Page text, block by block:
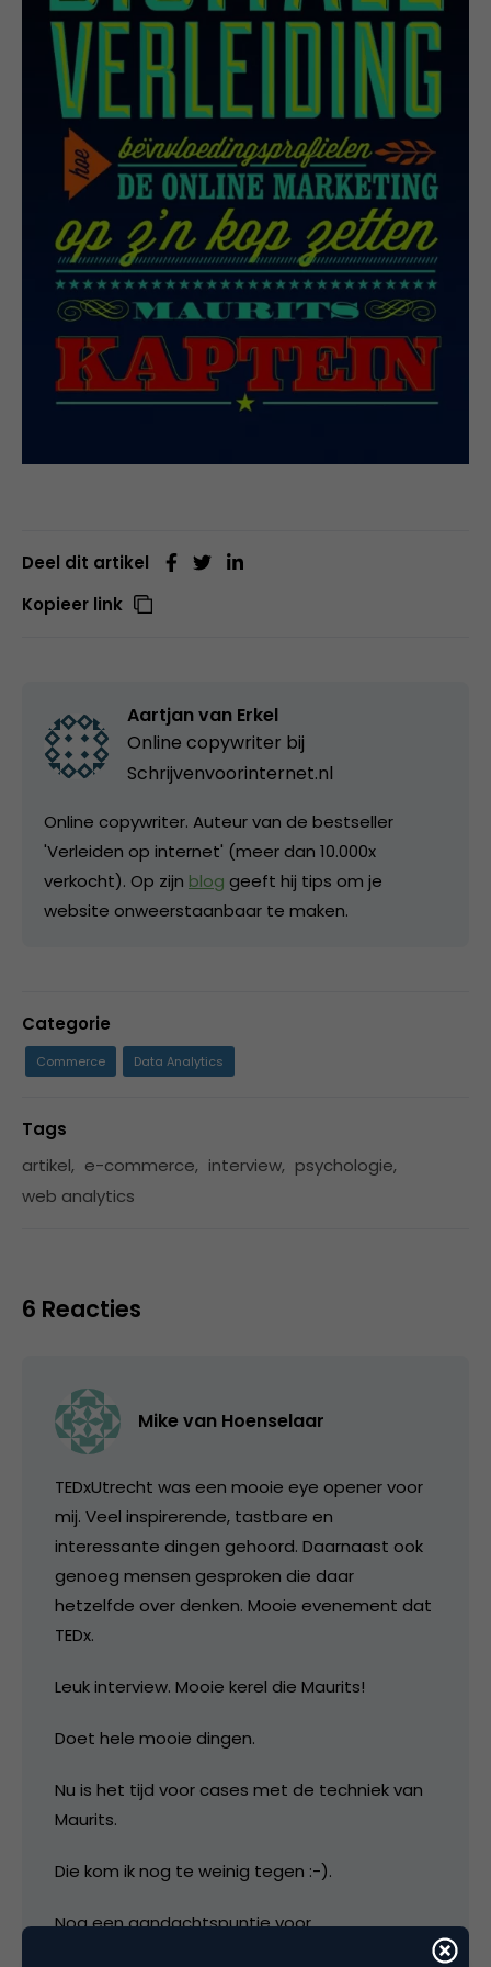
Deel dit artikel
Kopieer link
Aartjan van Erkel
Online copywriter bij
Schrijvenvoorinternet.nl
Online copywriter. Auteur van de bestseller
'Verleiden op internet' (meer dan 10.000x
verkocht). Op zijn blog geeft hij tips om je
website onweerstaanbaar te maken.
Categorie
Commerce Data Analytics
Tags
artikel, e-commerce, interview, psychologie,
web analytics
6 Reacties
Mike van Hoenselaar
TEDxUtrecht was een mooie eye opener voor
mij. Veel inspirerende, tastbare en
interessante dingen gehoord. Daarnaast ook
genoeg mensen gesproken die daar
hetzelfde over denken. Mooie evenement dat
TEDx.
Leuk interview. Mooie kerel die Maurits!
Doet hele mooie dingen.
Nu is het tijd voor cases met de techniek van
Maurits.
Die kom ik nog te weinig tegen :-).
Nog een aandachtspuntje voor